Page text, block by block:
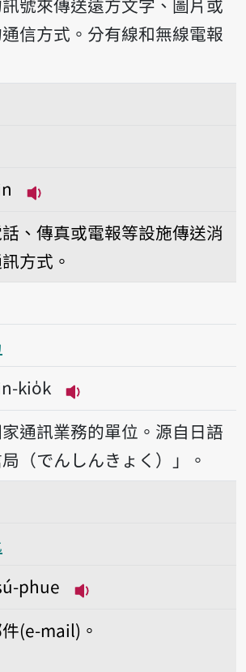
號來傳送遠方文字、圖片或
信方式。分有線和無線電報
、傳真或電報等設施傳送消
方式。
kio̍k
播放音讀tiān-sìn-kio̍k
通訊業務的單位。源自日語
局（でんしんきょく）」。
phue
(e-mail)。